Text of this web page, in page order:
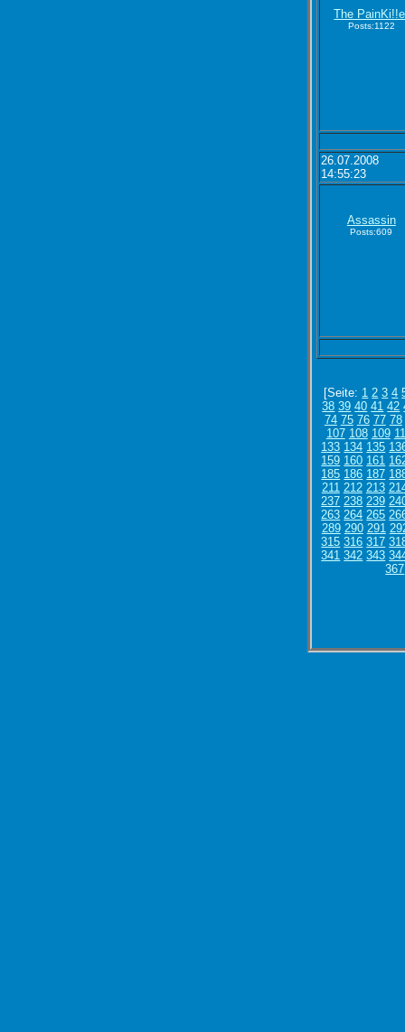
The
Posts:1122
26.07.2008
14:55:23
Assassin
Posts:609
[Seite: 1 2 3 4
38 39 40 41 42
74 75 76 77 78
107 108 109
133 134 135
159 160 161
185 186 187
211 212 213
237 238 239
263 264 265
289 290 291
315 316 317
341 342 343
367